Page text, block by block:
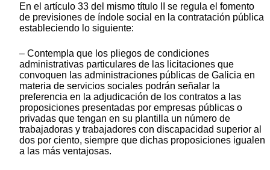
En el artículo 33 del mismo título II se regula el fomento
de previsiones de índole social en la contratación pública
estableciendo lo siguiente:
– Contempla que los pliegos de condiciones
administrativas particulares de las licitaciones que
convoquen las administraciones públicas de Galicia en
materia de servicios sociales podrán señalar la
preferencia en la adjudicación de los contratos a las
proposiciones presentadas por empresas públicas o
privadas que tengan en su plantilla un número de
trabajadoras y trabajadores con discapacidad superior al
dos por ciento, siempre que dichas proposiciones igualen
a las más ventajosas.